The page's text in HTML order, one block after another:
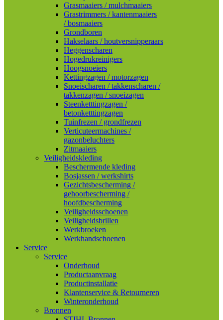
Grasmaaiers / mulchmaaiers
Grastrimmers / kantenmaaiers
/ bosmaaiers
Grondboren
Hakselaars / houtversnipperaars
Heggenscharen
Hogedrukreinigers
Hoogsnoeiers
Kettingzagen / motorzagen
Snoeischaren / takkenscharen /
takkenzagen / snoeizagen
Steenketttingzagen /
betonketttingzagen
Tuinfrezen / grondfrezen
Verticuteermachines /
gazonbeluchters
Zitmaaiers
Veiligheidskleding
Beschermende kleding
Bosjassen / werkshirts
Gezichtsbescherming /
gehoorbescherming /
hoofdbescherming
Veiligheidsschoenen
Veiligheidsbrillen
Werkbroeken
Werkhandschoenen
Service
Service
Onderhoud
Productaanvraag
Productinstallatie
Klantenservice & Retourneren
Winteronderhoud
Bronnen